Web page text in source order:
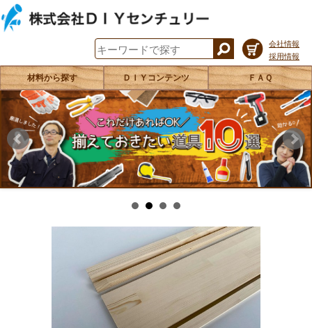
会社情報
採用情報
材料から探す ＤＩＹコンテンツ ＦＡＱ